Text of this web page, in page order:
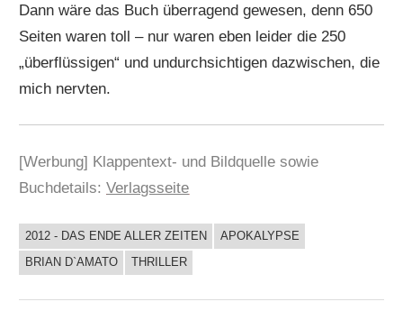
Dann wäre das Buch überragend gewesen, denn 650
Seiten waren toll – nur waren eben leider die 250
„überflüssigen“ und undurchsichtigen dazwischen, die
mich nervten.
[Werbung] Klappentext- und Bildquelle sowie
Buchdetails:Verlagsseite
BUCHIGES
2012 - DAS ENDE ALLER ZEITEN
APOKALYPSE
BRIAN D`AMATO
THRILLER